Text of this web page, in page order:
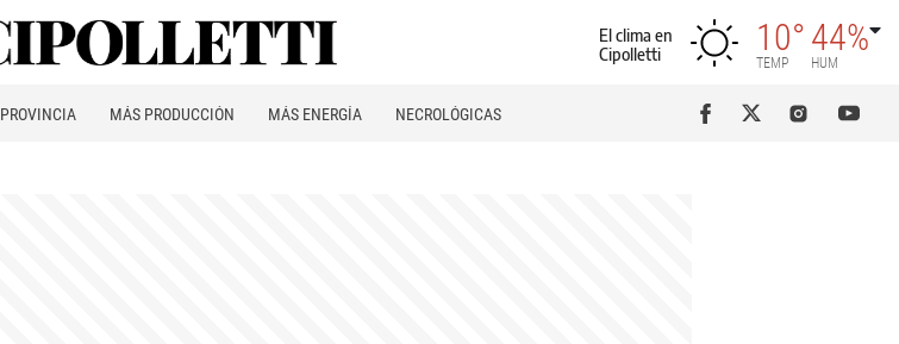
El clima en
Cipolletti
10°
TEMP
44%
HUM
PROVINCIA MÁS PRODUCCIÓN MÁS ENERGÍA NECROLÓGICAS